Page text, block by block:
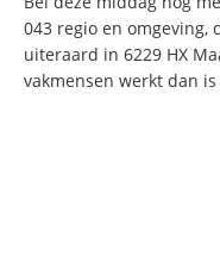
043 regio en omgeving,
uiteraard in 6229 HX
vakmensen werkt dan